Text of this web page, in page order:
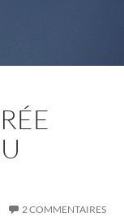
2 COMMENTAIRES